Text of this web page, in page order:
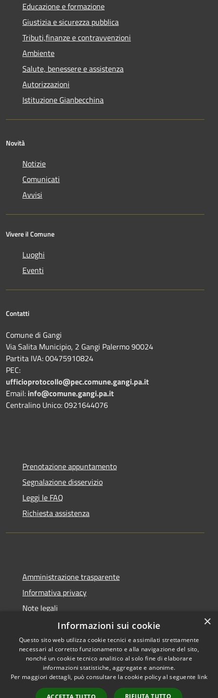
Educazione e formazione
Giustizia e sicurezza pubblica
Tributi,finanze e contravvenzioni
Ambiente
Salute, benessere e assistenza
Autorizzazioni
Istituzione Gianbecchina
Novità
Notizie
Comunicati
Avvisi
Vivere il Comune
Luoghi
Eventi
Contatti
Comune di Gangi
Via Salita Municipio, 2 Gangi Palermo 90024
Partita IVA: 00475910824
PEC:
ufficioprotocollo@pec.comune.gangi.pa.it
Email: info@comune.gangi.pa.it
Centralino Unico: 0921644076
Prenotazione appuntamento
Segnalazione disservizio
Leggi le FAQ
Richiesta assistenza
Amministrazione trasparente
Informativa privacy
Note legali
Dichiarazione di accessibilità
RSS
Accessibilità
Copyright © 2026 • Comune di
×
Informazioni sui cookie
Questo sito web utilizza cookie tecnici e assimilati strettamente
necessari al corretto funzionamento e alla navigazione del sito,
nonché un cookie tecnico analitico al solo fine di elaborare
informazioni statistiche, aggregate e anonime.
Per maggiori dettagli, può consultare la cookie policy al seguente link
RIFIUTA TUTTO